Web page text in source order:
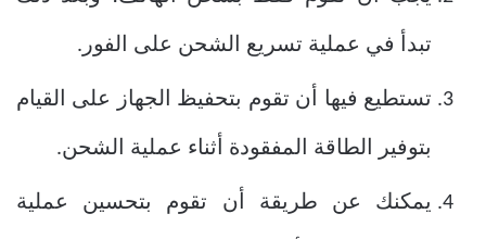
تبدأ في عملية تسريع الشحن على الفور.
تستطيع فيها أن تقوم بتحفيظ الجهاز على القيام
بتوفير الطاقة المفقودة أثناء عملية الشحن.
يمكنك عن طريقة أن تقوم بتحسين عملية